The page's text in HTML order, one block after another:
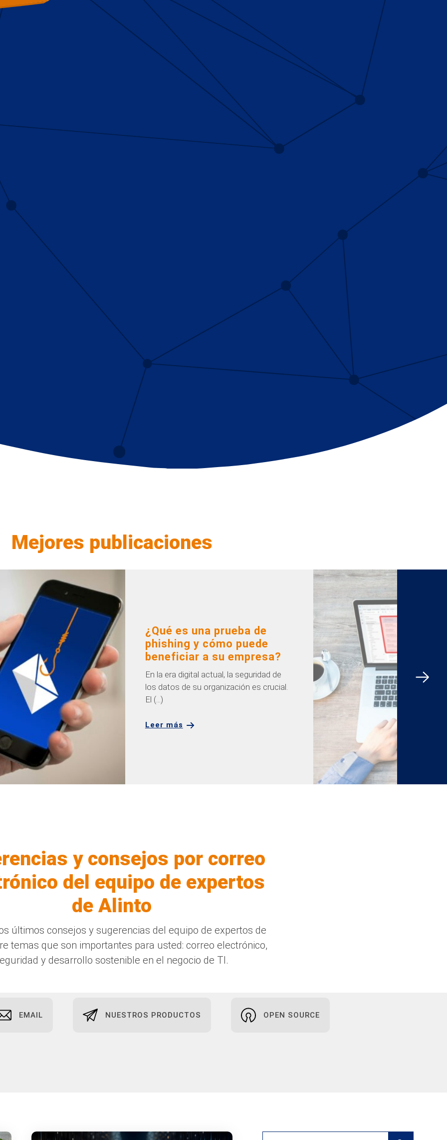
Mejores publicaciones
¿Qué es una prueba de
phishing y cómo puede
beneficiar a su empresa?
En la era digital actual, la seguridad de
los datos de su organización es crucial.
El (...)
Leer más
y consejos por correo
del equipo de expertos
de Alinto
últimos consejos y sugerencias del equipo de expertos de
temas que son importantes para usted: correo electrónico,
y desarrollo sostenible en el negocio de TI.
EMAIL NUESTROS PRODUCTOS OPEN SOURCE